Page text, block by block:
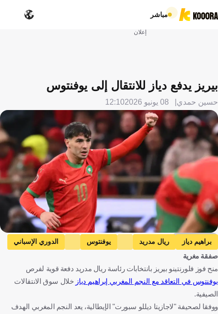
مباشر
إعلان
بيريز يدفع دياز للانتقال إلى يوفنتوس
حسين حمدي 08 يونيو 2026 12:10
Getty Images
براهيم دياز ريال مدريد يوفنتوس
الدوري الإسباني
الدوري الإيطالي
إيطاليا
كرة قدم
صفقة مغرية
منح فوز فلورنتينو بيريز بانتخابات رئاسة ريال مدريد دفعة قوية لفرص
يوفنتوس في التعاقد مع النجم المغربي إبراهيم دياز خلال سوق الانتقالات
الصيفية.
ووفقا لصحيفة "لاجازيتا ديللو سبورت" الإيطالية، يعد النجم المغربي الهدف